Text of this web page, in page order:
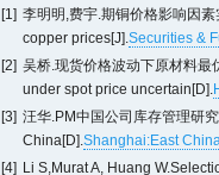
[1] 李明明,费宇.期铜价格影响因
copper prices[J].Securities &
[2] 吴桥.现货价格波动下原材料
under spot price uncertain[D].
[3] 汪华.PM中国公司库存管理研
China[D].Shanghai:East
[4] Li S,Murat A, Huang